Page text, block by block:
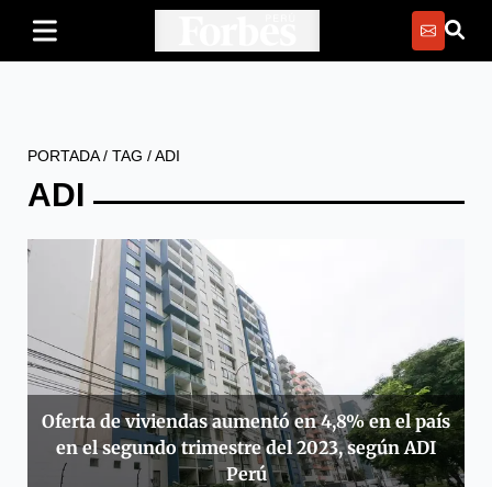
PORTADA/ TAG /ADI
ADI
Oferta de viviendas aumentó en 4,8% en el país
en el segundo trimestre del 2023, según ADI
Perú